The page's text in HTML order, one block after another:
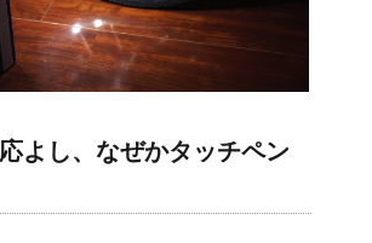
よし、なぜかタッチペン